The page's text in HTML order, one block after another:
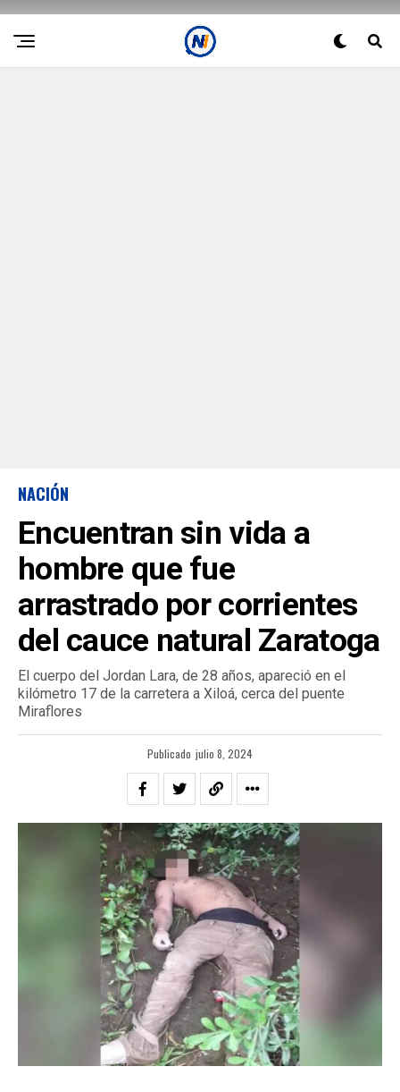
NACIÓN
Encuentran sin vida a
hombre que fue
arrastrado por corrientes
del cauce natural Zaratoga
El cuerpo del Jordan Lara, de 28 años, apareció en el
kilómetro 17 de la carretera a Xiloá, cerca del puente
Miraflores
Publicado julio 8, 2024